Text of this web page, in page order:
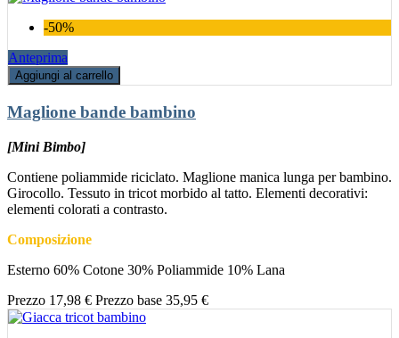
-50%
Anteprima
Aggiungi al carrello
Maglione bande bambino
[Mini Bimbo]
Contiene poliammide riciclato. Maglione manica lunga per bambino.
Girocollo. Tessuto in tricot morbido al tatto. Elementi decorativi:
elementi colorati a contrasto.
Composizione
Esterno 60% Cotone 30% Poliammide 10% Lana
Prezzo 17,98 € Prezzo base 35,95 €